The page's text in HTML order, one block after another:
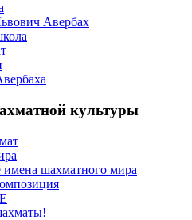
Авербах
культуры
имена шахматного мира